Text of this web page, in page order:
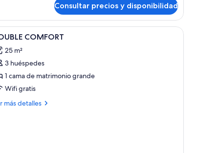
Consultar precios y disponibilidad
Ropa de cama de alta calidad y minibar
4 COMFORT
25 m²
3 huéspedes
1 cama de matrimonio grande
Wifi gratis
más detalles